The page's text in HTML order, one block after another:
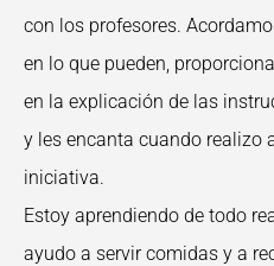
con los profesores.
en lo que pueden,
en la explicación de las
y les encanta cuando realizo
iniciativa.
Estoy aprendiendo de todo
ayudo a servir comidas y a